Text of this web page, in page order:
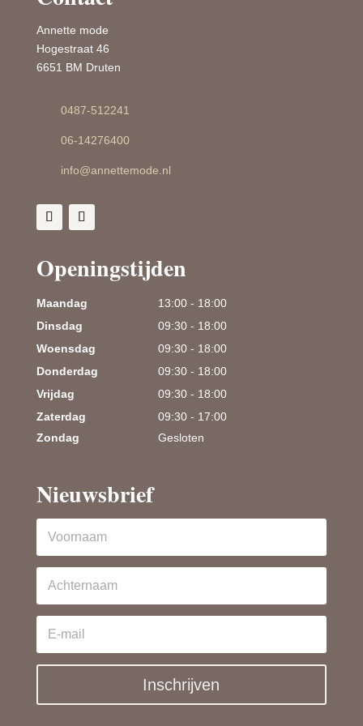
Annette mode
Hogestraat 46
6651 BM Druten
0487-512241
06-14276400
info@annettemode.nl
Openingstijden
Maandag
13:00 - 18:00
Dinsdag
09:30 - 18:00
Woensdag
09:30 - 18:00
Donderdag
09:30 - 18:00
Vrijdag
09:30 - 18:00
Zaterdag
09:30 - 17:00
Zondag
Gesloten
Nieuwsbrief
Inschrijven